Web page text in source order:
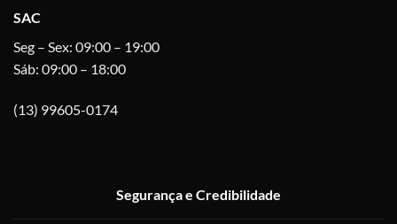
SAC
Seg – Sex: 09:00 – 19:00
Sáb: 09:00 – 18:00
(13) 99605-0174
Segurança e Credibilidade